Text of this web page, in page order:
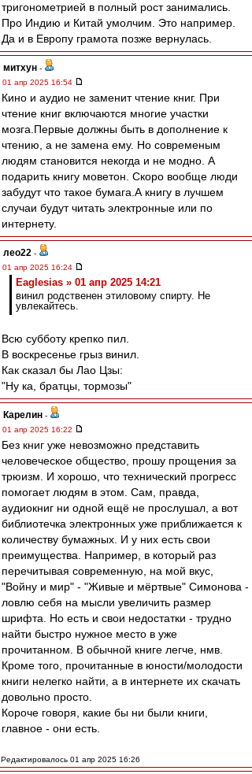
тригонометрией в полный рост занимались.
Про Индию и Китай умолчим. Это например.
Да и в Европу грамота позже вернулась.
митхун -
01 апр 2025 16:54
Кино и аудио не заменит чтение книг. При
чтение книг включаются многие участки
мозга.Первые должны быть в дополнение к
чтению, а не замена ему. Но современым
людям становится некогда и не модно. А
подарить книгу моветон. Скоро вообще люди
забудут что такое бумага.А книгу в лучшем
случаи будут читать электронные или по
интернету.
лео22 -
01 апр 2025 16:24
Eaglesias » 01 апр 2025 14:21
винил родственен этиловому спирту. Не
увлекайтесь.
Всю субботу крепко пил.
В воскресенье грыз винил.
Как сказал бы Лао Цзы:
"Ну ка, братцы, тормозы"
Карелин -
01 апр 2025 16:22
Без книг уже невозможно представить
человеческое общество, прошу прощения за
трюизм. И хорошо, что технический прогресс
помогает людям в этом. Сам, правда,
аудиокниг ни одной ещё не прослушал, а вот
библиотечка электронных уже приближается к
количеству бумажных. И у них есть свои
преимущества. Например, в который раз
перечитывая современную, на мой вкус,
"Войну и мир" - "Живые и мёртвые" Симонова -
ловлю себя на мысли увеличить размер
шрифта. Но есть и свои недостатки - трудно
найти быстро нужное место в уже
прочитанном. В обычной книге легче, нмв.
Кроме того, прочитанные в юности/молодости
книги нелегко найти, а в интернете их скачать
довольно просто.
Короче говоря, какие бы ни были книги,
главное - они есть.
Редактировалось 01 апр 2025 16:26